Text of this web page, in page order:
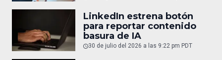
LinkedIn estrena botón
para reportar contenido
basura de IA
30 de julio del 2026 a las 9:22 pm PDT